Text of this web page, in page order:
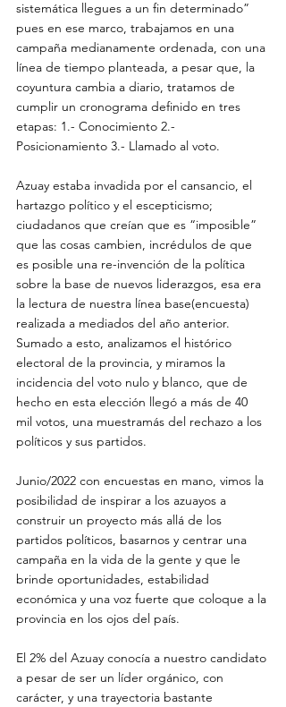
sistemática llegues a un fin determinado”
pues en ese marco, trabajamos en una
campaña medianamente ordenada, con una
línea de tiempo planteada, a pesar que, la
coyuntura cambia a diario, tratamos de
cumplir un cronograma definido en tres
etapas: 1.- Conocimiento 2.-
Posicionamiento 3.- Llamado al voto.
Azuay estaba invadida por el cansancio, el
hartazgo político y el escepticismo;
ciudadanos que creían que es “imposible”
que las cosas cambien, incrédulos de que
es posible una re-invención de la política
sobre la base de nuevos liderazgos, esa era
la lectura de nuestra línea base(encuesta)
realizada a mediados del año anterior.
Sumado a esto, analizamos el histórico
electoral de la provincia, y miramos la
incidencia del voto nulo y blanco, que de
hecho en esta elección llegó a más de 40
mil votos, una muestramás del rechazo a los
políticos y sus partidos.
Junio/2022 con encuestas en mano, vimos la
posibilidad de inspirar a los azuayos a
construir un proyecto más allá de los
partidos políticos, basarnos y centrar una
campaña en la vida de la gente y que le
brinde oportunidades, estabilidad
económica y una voz fuerte que coloque a la
provincia en los ojos del país.
El 2% del Azuay conocía a nuestro candidato
a pesar de ser un líder orgánico, con
carácter, y una trayectoria bastante